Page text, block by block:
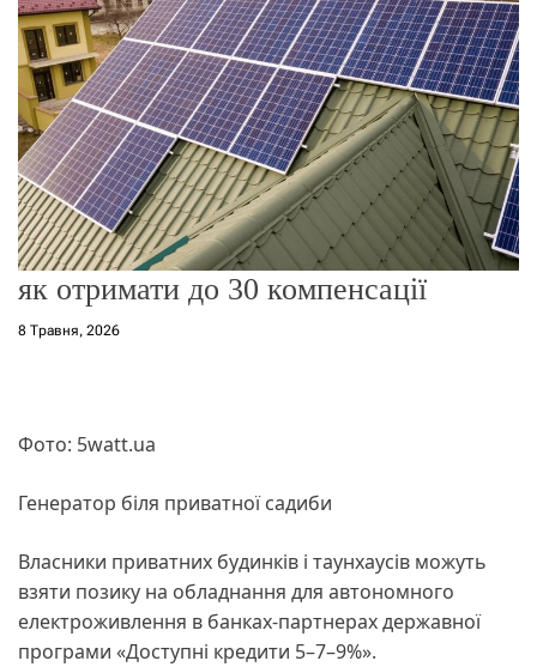
о
р
е
ж
и
м
у
як отримати до 30 компенсації
8 Травня, 2026
Фото: 5watt.ua
Генератор біля приватної садиби
Власники приватних будинків і таунхаусів можуть
взяти позику на обладнання для автономного
електроживлення в банках-партнерах державної
програми «Доступні кредити 5–7–9%».